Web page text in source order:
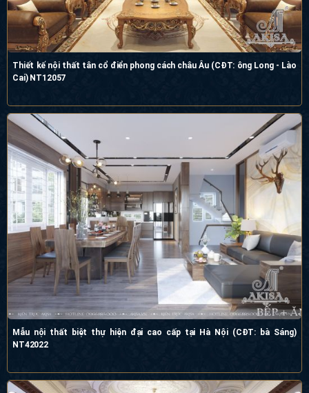
Thiết kế nội thất tân cổ điển phong cách châu Âu (CĐT: ông Long - Lào
Cai) NT12057
Mẫu nội thất biệt thự hiện đại cao cấp tại Hà Nội (CĐT: bà Sáng)
NT42022